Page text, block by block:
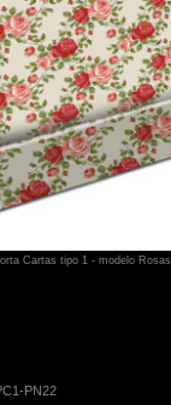
Cartas tipo 1 - modelo Rosas
PN22